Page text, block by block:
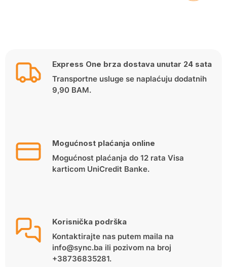
Express One brza dostava unutar 24 sata
Transportne usluge se naplaćuju dodatnih
9,90 BAM.
Mogućnost plaćanja online
Mogućnost plaćanja do 12 rata Visa
karticom UniCredit Banke.
Korisnička podrška
Kontaktirajte nas putem maila na
info@sync.ba ili pozivom na broj
+38736835281.